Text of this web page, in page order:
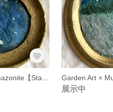
展示中